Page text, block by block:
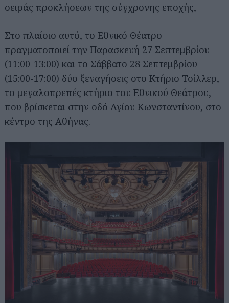
σειράς προκλήσεων της σύγχρονης εποχής,
Στο πλαίσιο αυτό, το Εθνικό Θέατρο
πραγματοποιεί την Παρασκευή 27 Σεπτεμβρίου
(11:00-13:00) και το Σάββατο 28 Σεπτεμβρίου
(15:00-17:00) δύο ξεναγήσεις στο Κτήριο Τσίλλερ,
το μεγαλοπρεπές κτήριο του Εθνικού Θεάτρου,
που βρίσκεται στην οδό Αγίου Κωνσταντίνου, στο
κέντρο της Αθήνας.